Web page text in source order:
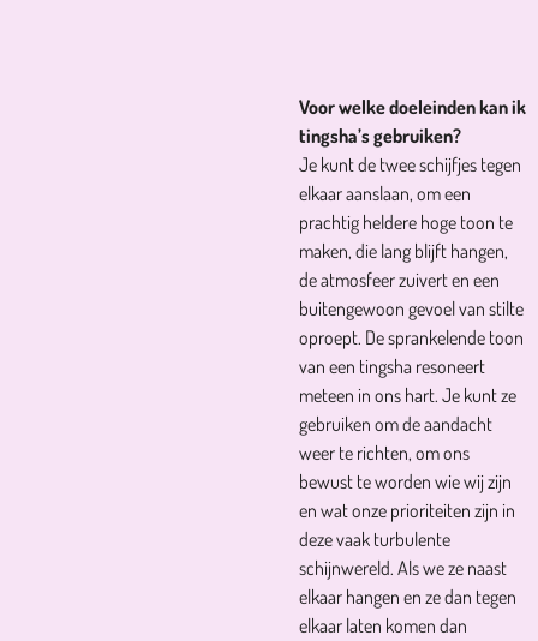
Voor welke doeleinden kan ik
tingsha’s gebruiken?
Je kunt de twee schijfjes tegen
elkaar aanslaan, om een
prachtig heldere hoge toon te
maken, die lang blijft hangen,
de atmosfeer zuivert en een
buitengewoon gevoel van stilte
oproept. De sprankelende toon
van een tingsha resoneert
meteen in ons hart. Je kunt ze
gebruiken om de aandacht
weer te richten, om ons
bewust te worden wie wij zijn
en wat onze prioriteiten zijn in
deze vaak turbulente
schijnwereld. Als we ze naast
elkaar hangen en ze dan tegen
elkaar laten komen dan